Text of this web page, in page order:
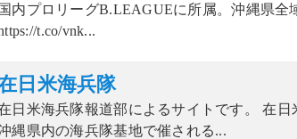
国内プロリーグB.LEAGUEに所属。沖縄県全
t.co/vnk...
日米海兵隊
日米海兵隊報道部によるサイトです。 在
縄県内の海兵隊基地で催される...